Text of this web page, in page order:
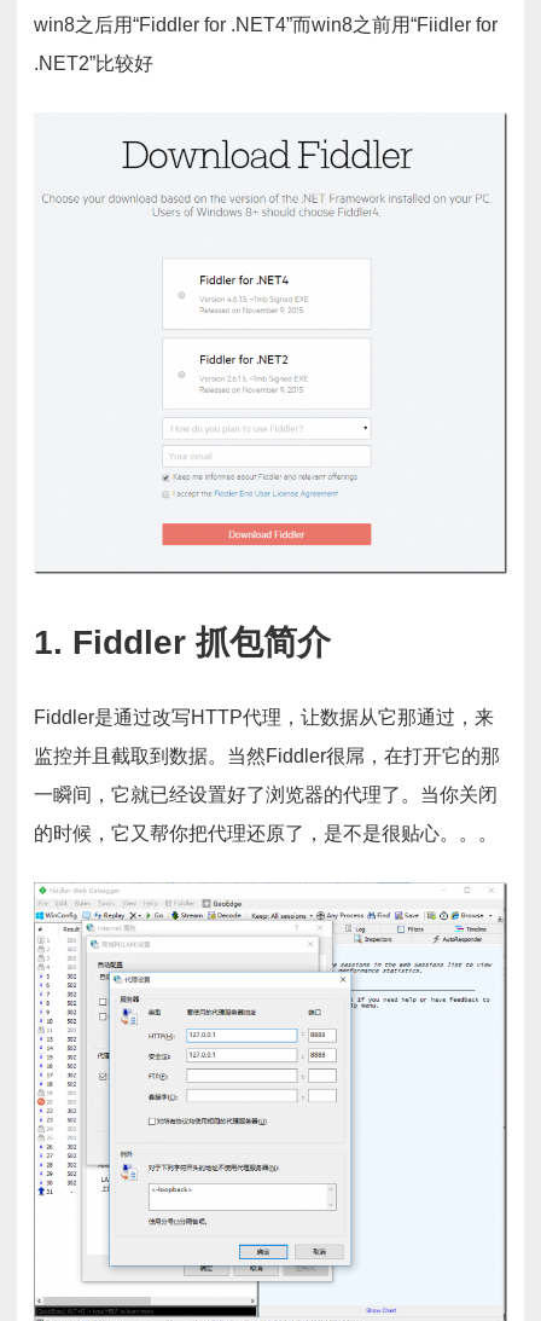
win8之后用“Fiddler for .NET4”而win8之前用“Fiidler for
.NET2”比较好
1. Fiddler 抓包简介
Fiddler是通过改写HTTP代理，让数据从它那通过，来
监控并且截取到数据。当然Fiddler很屌，在打开它的那
一瞬间，它就已经设置好了浏览器的代理了。当你关闭
的时候，它又帮你把代理还原了，是不是很贴心。。。